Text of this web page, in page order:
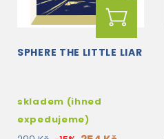
SPHERE THE LITTLE LIAR
skladem (ihned
expedujeme)